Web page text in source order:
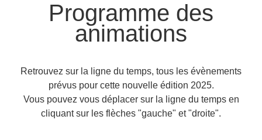
Programme des
animations
Retrouvez sur la ligne du temps, tous les évènements
prévus pour cette nouvelle édition 2025.
Vous pouvez vous déplacer sur la ligne du temps en
cliquant sur les flèches "gauche" et "droite".